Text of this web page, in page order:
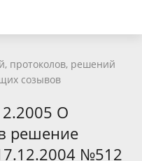
протоколов, решений
созывов
О
решение
№512